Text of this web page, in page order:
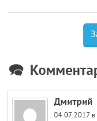
Дмитрий
04.07.2017 в